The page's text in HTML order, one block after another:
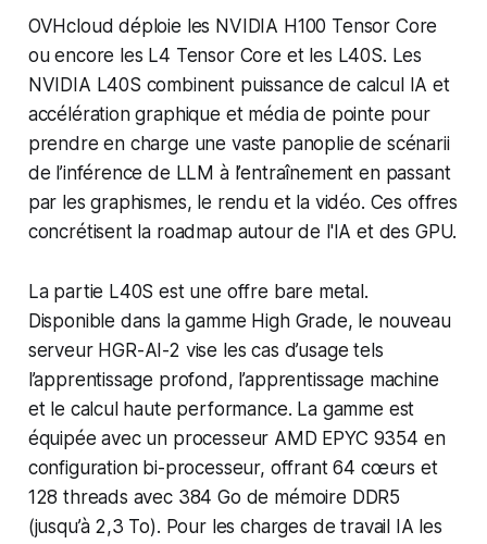
OVHcloud déploie les NVIDIA H100 Tensor Core
ou encore les L4 Tensor Core et les L40S. Les
NVIDIA L40S combinent puissance de calcul IA et
accélération graphique et média de pointe pour
prendre en charge une vaste panoplie de scénarii
de l’inférence de LLM à l’entraînement en passant
par les graphismes, le rendu et la vidéo. Ces offres
concrétisent la roadmap autour de l'IA et des GPU.
La partie L40S est une offre bare metal.
Disponible dans la gamme High Grade, le nouveau
serveur HGR-AI-2 vise les cas d’usage tels
l’apprentissage profond, l’apprentissage machine
et le calcul haute performance. La gamme est
équipée avec un processeur AMD EPYC 9354 en
configuration bi-processeur, offrant 64 cœurs et
128 threads avec 384 Go de mémoire DDR5
(jusqu’à 2,3 To). Pour les charges de travail IA les